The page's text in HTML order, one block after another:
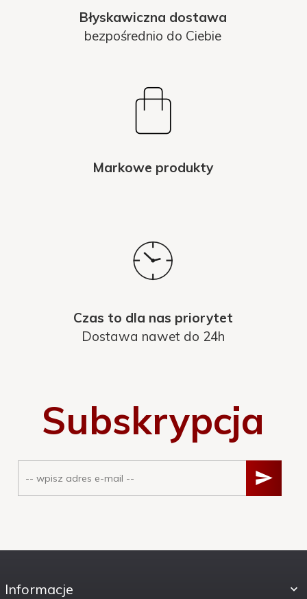
Błyskawiczna dostawa
bezpośrednio do Ciebie
Markowe produkty
Czas to dla nas priorytet
Dostawa nawet do 24h
Subskrypcja
Informacje